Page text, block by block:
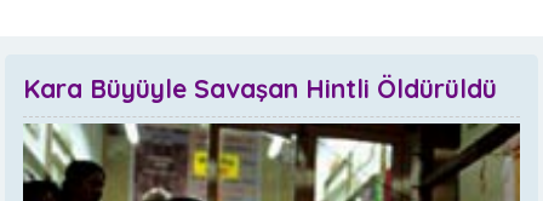
Kara Büyüyle Savaşan Hintli Öldürüldü